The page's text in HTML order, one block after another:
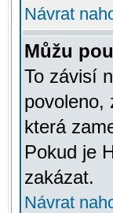
Návrat
Můžu
To závisí
která
Pokud je
zakázat.
Návrat